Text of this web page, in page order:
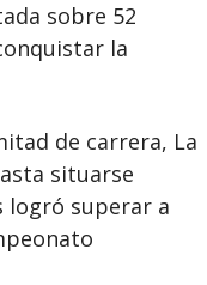
sobre 52
la
de carrera, La
situarse
logró superar a